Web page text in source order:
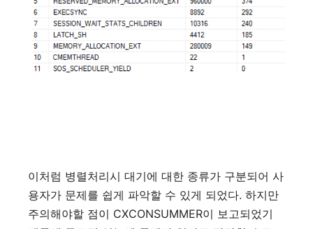
이처럼 병렬처리시 대기에 대한 종류가 구분되어 사
용자가 문제를 쉽게 파악할 수 있게 되었다. 하지만
주의해야할 점이 CXCONSUMMER이
보고되었기